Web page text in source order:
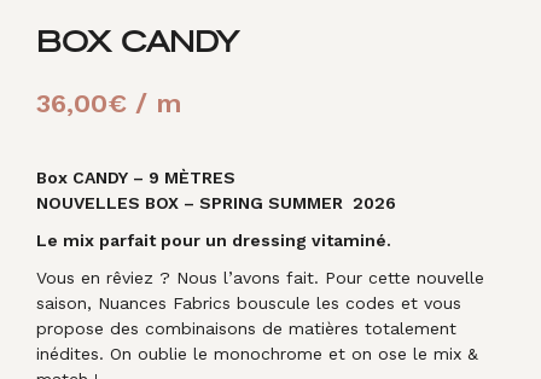
BOX CANDY
36,00€ / m
Box CANDY – 9 MÈTRES
NOUVELLES BOX – SPRING SUMMER 2026
Le mix parfait pour un dressing vitaminé.
Vous en rêviez ? Nous l’avons fait. Pour cette nouvelle
saison, Nuances Fabrics bouscule les codes et vous
propose des combinaisons de matières totalement
inédites. On oublie le monochrome et on ose le mix &